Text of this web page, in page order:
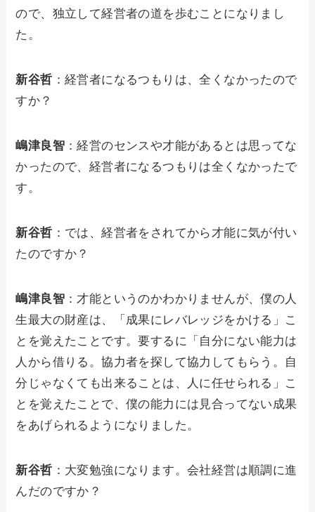
ので、独立して経営者の道を歩むことになりまし
た。
新谷哲 ：経営者になるつもりは、全くなかったので
すか？
嶋津良智 ：経営のセンスや才能があるとは思ってな
かったので、経営者になるつもりは全くなかったで
す。
新谷哲 ：では、経営者をされてから才能に気が付い
たのですか？
嶋津良智 ：才能というのかわかりませんが、僕の人
生最大の財産は、「成果にレバレッジをかける」こ
とを覚えたことです。要するに「自分にない能力は
人から借りる。協力者を探して協力してもらう。自
分じゃなくても出来ることは、人に任せられる」こ
とを覚えたことで、僕の能力には見合ってない成果
をあげられるようになりました。
新谷哲 ：大変勉強になります。会社経営は順調に進
んだのですか？